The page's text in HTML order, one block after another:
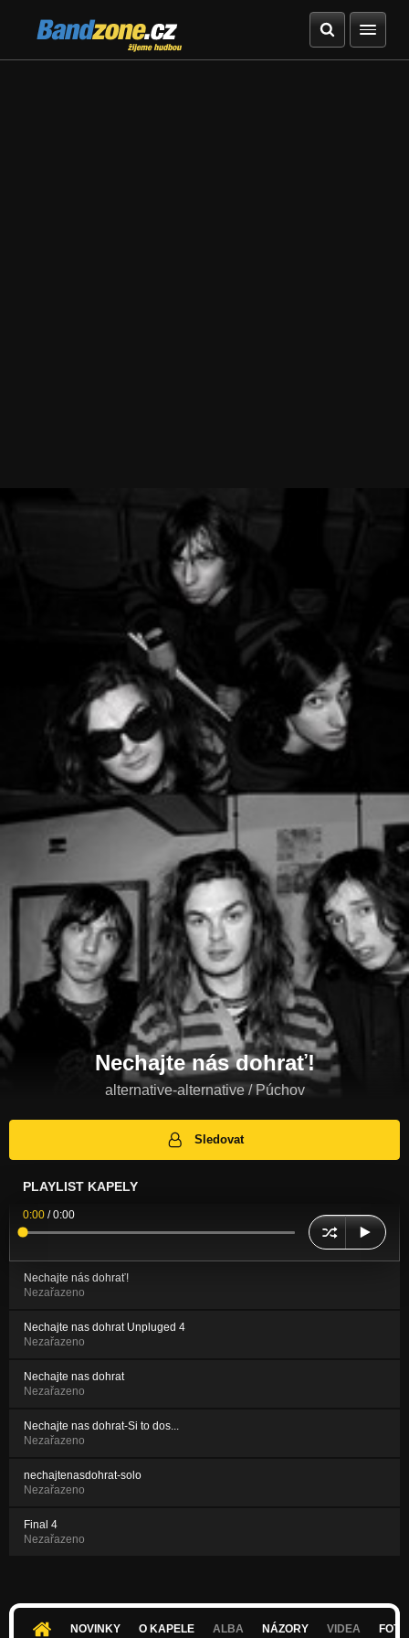
Bandzone.cz
žijeme hudbou
Nechajte nás dohrať!
alternative-alternative / Púchov
Sledovat
PLAYLIST KAPELY
0:00 /0:00
Nechajte nás dohrať!
Nezařazeno
Nechajte nas dohrat Unpluged 4
Nezařazeno
Nechajte nas dohrat
Nezařazeno
Nechajte nas dohrat-Si to dos...
Nezařazeno
nechajtenasdohrat-solo
Nezařazeno
Final 4
Nezařazeno
NOVINKY O KAPELE ALBA NÁZORY VIDEA